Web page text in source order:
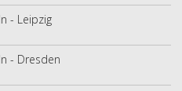
- Leipzig
- Dresden